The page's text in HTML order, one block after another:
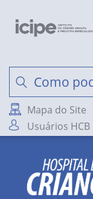
Mapa do Site
Usuários HCB